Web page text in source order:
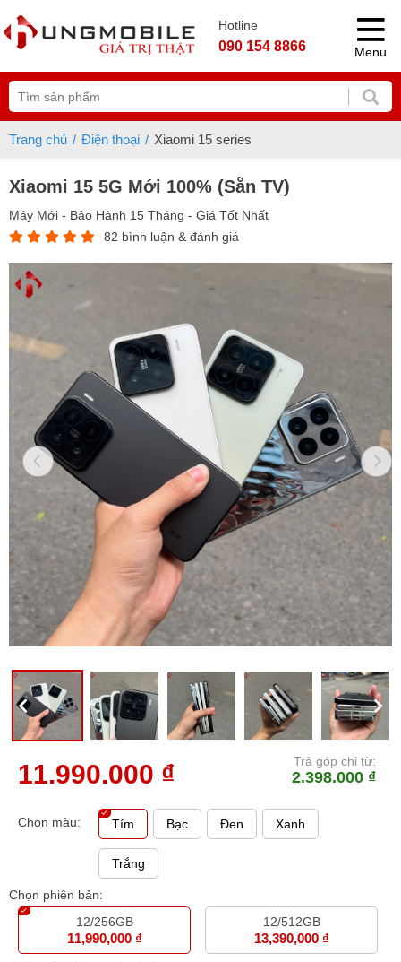
Hotline
090 154 8866 Menu
Trang chủ Điện thoại Xiaomi 15 series
Xiaomi 15 5G Mới 100% (Sẵn TV)
Máy Mới - Bảo Hành 15 Tháng - Giá Tốt Nhất
82 bình luận & đánh giá
11.990.000 ₫ Trả góp chỉ từ:
2.398.000 ₫
Chọn màu: Tím Bạc Đen Xanh
Trắng
Chọn phiên bản:
12/256GB
11,990,000 ₫
12/512GB
13,390,000 ₫